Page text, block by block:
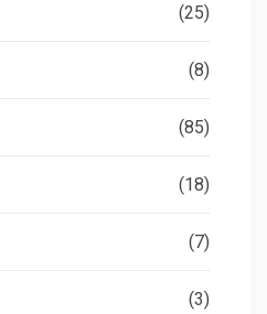
(25)
(8)
(85)
(18)
(7)
(3)